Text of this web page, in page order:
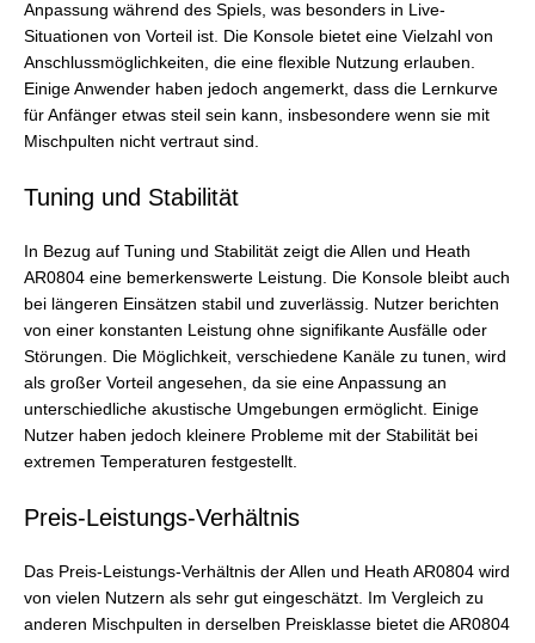
Anpassung während des Spiels, was besonders in Live-
Situationen von Vorteil ist. Die Konsole bietet eine Vielzahl von
Anschlussmöglichkeiten, die eine flexible Nutzung erlauben.
Einige Anwender haben jedoch angemerkt, dass die Lernkurve
für Anfänger etwas steil sein kann, insbesondere wenn sie mit
Mischpulten nicht vertraut sind.
Tuning und Stabilität
In Bezug auf Tuning und Stabilität zeigt die Allen und Heath
AR0804 eine bemerkenswerte Leistung. Die Konsole bleibt auch
bei längeren Einsätzen stabil und zuverlässig. Nutzer berichten
von einer konstanten Leistung ohne signifikante Ausfälle oder
Störungen. Die Möglichkeit, verschiedene Kanäle zu tunen, wird
als großer Vorteil angesehen, da sie eine Anpassung an
unterschiedliche akustische Umgebungen ermöglicht. Einige
Nutzer haben jedoch kleinere Probleme mit der Stabilität bei
extremen Temperaturen festgestellt.
Preis-Leistungs-Verhältnis
Das Preis-Leistungs-Verhältnis der Allen und Heath AR0804 wird
von vielen Nutzern als sehr gut eingeschätzt. Im Vergleich zu
anderen Mischpulten in derselben Preisklasse bietet die AR0804